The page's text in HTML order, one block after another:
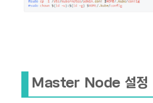
Master Node 설정